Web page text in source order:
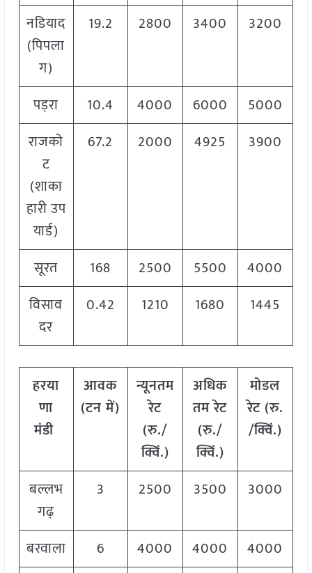
नडियाद
(पिपला
ग)
19.2 2800 3400 3200
पड़रा 10.4 4000 6000
5000
राजको
ट
(शाका
हारी उप
यार्ड)
67.2 2000 4925 3900
सूरत 168 2500 5500
4000
विसाव
दर
0.42 1210 1680 1445
हरया
णा
मंडी
आवक
(टन में)
न्यूनतम
रेट
(रु./
क्विं.)
अधिक
तम रेट
(रु./
क्विं.)
मोडल
रेट (रु.
/क्विं.)
बल्लभ
गढ़
3 2500 3500 3000
बरवाला 6 4000 4000
4000